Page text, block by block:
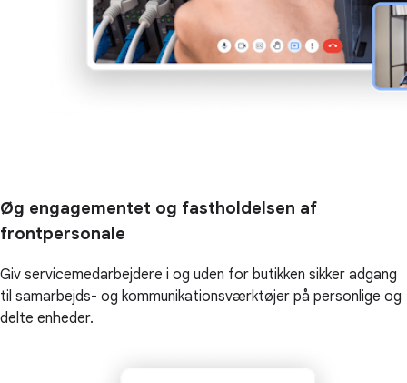
Øg engagementet og fastholdelsen af
frontpersonale
Giv servicemedarbejdere i og uden for butikken sikker adgang
til samarbejds- og kommunikationsværktøjer på personlige og
delte enheder.